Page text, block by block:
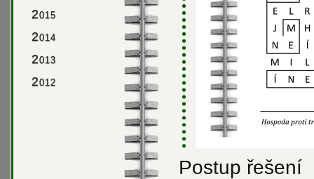
2015
2014
2013
2012
Postup řešení